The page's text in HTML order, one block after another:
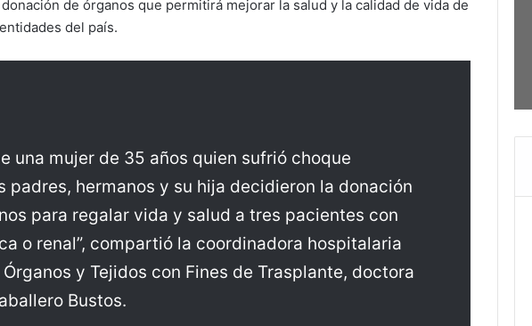
de órganos que permitirá mejorar la salud y la calidad de vida de
del país.
una mujer de 35 años quien sufrió choque
padres, hermanos y su hija decidieron la donación
para regalar vida y salud a tres pacientes con
o renal”, compartió la coordinadora hospitalaria
y Tejidos con Fines de Trasplante, doctora
Bustos.